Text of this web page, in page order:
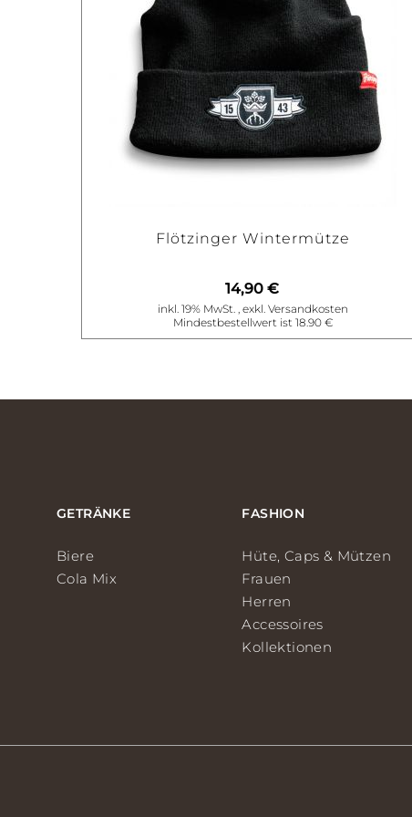
Flötzinger Wintermütze
14,90 €
inkl. 19% MwSt. exkl. Versandkosten
Mindestbestellwert ist 18.90 €
GETRÄNKE
Biere
Cola Mix
FASHION
Hüte, Caps & Mützen
Frauen
Herren
Accessoires
Kollektionen